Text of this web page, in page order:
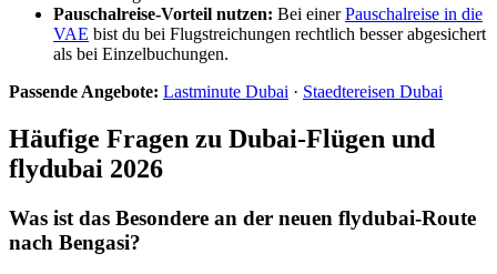
Pauschalreise-Vorteil nutzen: Bei einerPauschalreise in die
VAE bist du bei Flugstreichungen rechtlich besser abgesichert
als bei Einzelbuchungen.
Passende Angebote: Lastminute Dubai · Staedtereisen Dubai
Häufige Fragen zu Dubai-Flügen und
flydubai 2026
Was ist das Besondere an der neuen flydubai-Route
nach Bengasi?